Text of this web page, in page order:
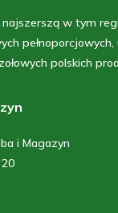
najszerszą w tym
pełnoporcjowych,
polskich
i Magazyn